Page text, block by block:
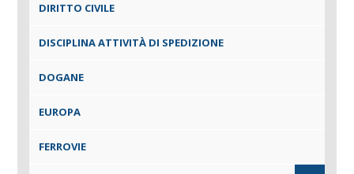
DIRITTO CIVILE
DISCIPLINA ATTIVITÀ DI SPEDIZIONE
DOGANE
EUROPA
FERROVIE